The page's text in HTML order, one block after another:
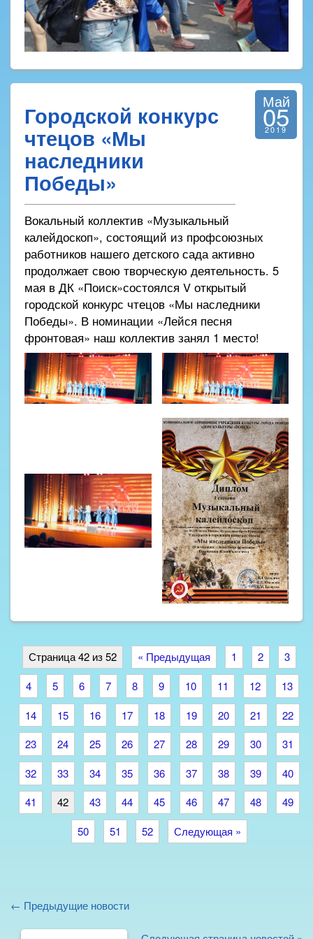
Городской конкурс
чтецов «Мы
наследники
Победы»
Май
05
2019
Вокальный коллектив «Музыкальный
калейдоскоп», состоящий из профсоюзных
работников нашего детского сада активно
продолжает свою творческую деятельность. 5
мая в ДК «Поиск»состоялся V открытый
городской конкурс чтецов «Мы наследники
Победы». В номинации «Лейся песня
фронтовая» наш коллектив занял 1 место!
Страница 42 из 52 « Предыдущая 1 2
3
4
5 6 7 8 9 10 11 12
13
14
15 16 17 18 19 20 21
22
23
24 25 26 27 28 29 30
31
32
33 34 35 36 37 38 39
40
41
42 43 44 45 46 47 48
49
50
51 52 Следующая »
← Предыдущие новости